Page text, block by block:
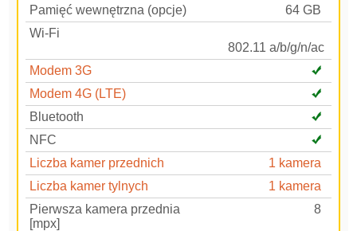
Pamięć wewnętrzna (opcje)
64 GB
Wi-Fi
802.11 a/b/g/n/ac
Modem 3G
Modem 4G (LTE)
Bluetooth
NFC
Liczba kamer przednich
1 kamera
Liczba kamer tylnych
1 kamera
Pierwsza kamera przednia
[mpx]
8